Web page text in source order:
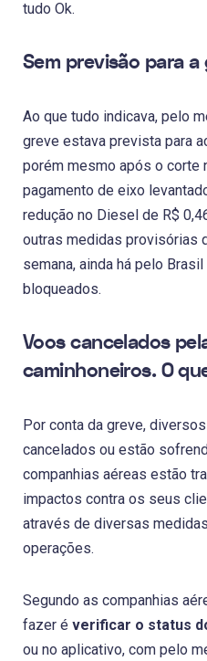
tudo Ok.
Sem previsão para
Ao que tudo indicava, pelo
greve estava prevista para
porém mesmo após o corte
pagamento de eixo
redução no Diesel de R$
outras medidas provisórias
semana, ainda há pelo
bloqueados.
Voos cancelados
caminhoneiros. O
Por conta da greve,
cancelados ou estão
companhias aéreas estão
impactos contra os seus
através de diversas
operações.
Segundo as companhias
fazer é verificar o status
ou no aplicativo, com pelo